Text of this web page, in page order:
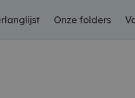
Onze folders